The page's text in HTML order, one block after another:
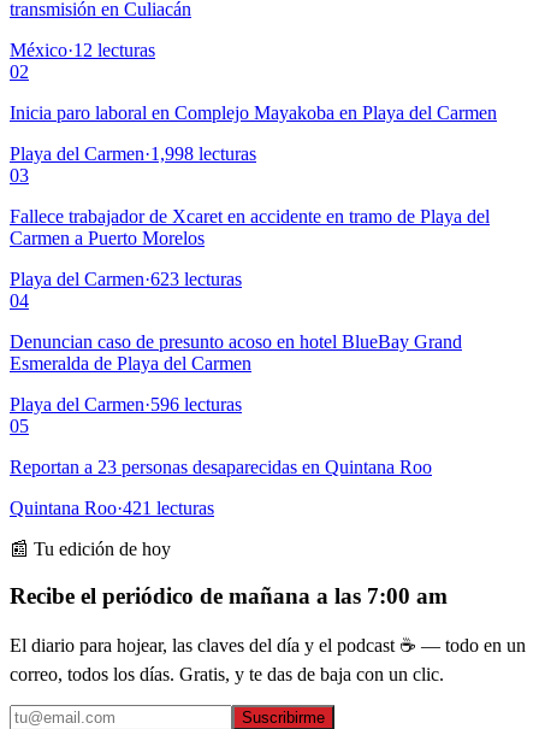
transmisión en Culiacán
México·12 lecturas
02
Inicia paro laboral en Complejo Mayakoba en Playa del Carmen
Playa del Carmen·1,998 lecturas
03
Fallece trabajador de Xcaret en accidente en tramo de Playa del
Carmen a Puerto Morelos
Playa del Carmen·623 lecturas
04
Denuncian caso de presunto acoso en hotel BlueBay Grand
Esmeralda de Playa del Carmen
Playa del Carmen·596 lecturas
05
Reportan a 23 personas desaparecidas en Quintana Roo
Quintana Roo·421 lecturas
📰 Tu edición de hoy
Recibe el periódico de mañana a las 7:00 am
El diario para hojear, las claves del día y el podcast ☕ — todo en un
correo, todos los días. Gratis, y te das de baja con un clic.
Suscribirme